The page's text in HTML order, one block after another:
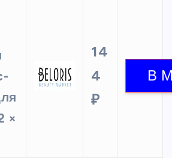
×
14
4
₽